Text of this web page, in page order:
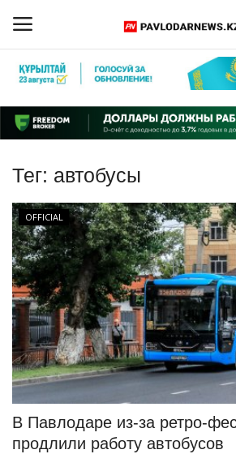
Регистрация
Главная
Обратная связь
ПАВЛОДАРСКАЯ ОБЛАСТЬ
КАЗАХСТАН
МИР
СПЕЦПРОЕКТЫ
СПОРТ
Чек-лист
Тег: автобусы
OFFICIAL
В Павлодаре из-за ретро-
продлили работу автобусов